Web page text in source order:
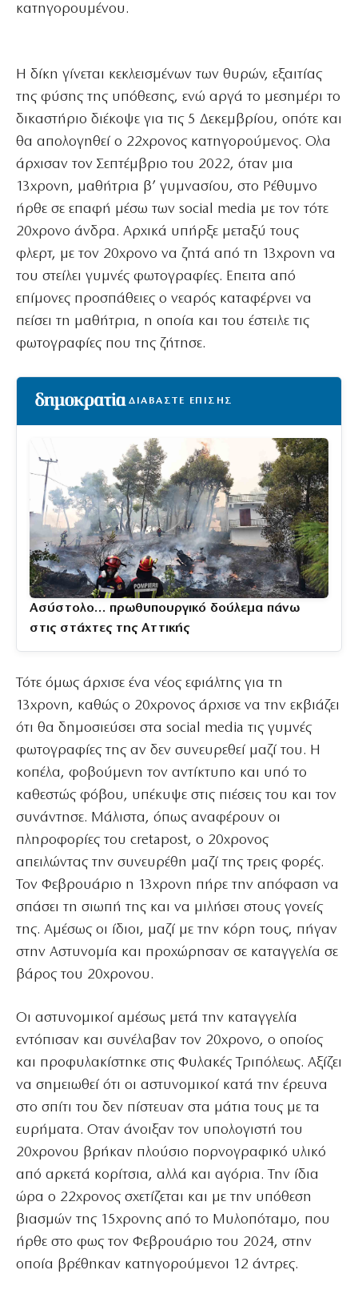
κατηγορουμένου.
Η δίκη γίνεται κεκλεισμένων των θυρών, εξαιτίας
της φύσης της υπόθεσης, ενώ αργά το μεσημέρι το
δικαστήριο διέκοψε για τις 5 Δεκεμβρίου, οπότε και
θα απολογηθεί ο 22χρονος κατηγορούμενος. Ολα
άρχισαν τον Σεπτέμβριο του 2022, όταν μια
13χρονη, μαθήτρια β’ γυμνασίου, στο Ρέθυμνο
ήρθε σε επαφή μέσω των social media με τον τότε
20χρονο άνδρα. Αρχικά υπήρξε μεταξύ τους
φλερτ, με τον 20χρονο να ζητά από τη 13χρονη να
του στείλει γυμνές φωτογραφίες. Επειτα από
επίμονες προσπάθειες ο νεαρός καταφέρνει να
πείσει τη μαθήτρια, η οποία και του έστειλε τις
φωτογραφίες που της ζήτησε.
ΔΙΑΒΑΣΤΕ ΕΠΙΣΗΣ
Ασύστολο… πρωθυπουργικό δούλεμα πάνω
στις στάχτες της Αττικής
Τότε όμως άρχισε ένα νέος εφιάλτης για τη
13χρονη, καθώς ο 20χρονος άρχισε να την εκβιάζει
ότι θα δημοσιεύσει στα social media τις γυμνές
φωτογραφίες της αν δεν συνευρεθεί μαζί του. Η
κοπέλα, φοβούμενη τον αντίκτυπο και υπό το
καθεστώς φόβου, υπέκυψε στις πιέσεις του και τον
συνάντησε. Μάλιστα, όπως αναφέρουν οι
πληροφορίες του cretapost, ο 20χρονος
απειλώντας την συνευρέθη μαζί της τρεις φορές.
Τον Φεβρουάριο η 13χρονη πήρε την απόφαση να
σπάσει τη σιωπή της και να μιλήσει στους γονείς
της. Αμέσως οι ίδιοι, μαζί με την κόρη τους, πήγαν
στην Αστυνομία και προχώρησαν σε καταγγελία σε
βάρος του 20χρονου.
Οι αστυνομικοί αμέσως μετά την καταγγελία
εντόπισαν και συνέλαβαν τον 20χρονο, ο οποίος
και προφυλακίστηκε στις Φυλακές Τριπόλεως. Αξίζει
να σημειωθεί ότι οι αστυνομικοί κατά την έρευνα
στο σπίτι του δεν πίστευαν στα μάτια τους με τα
ευρήματα. Οταν άνοιξαν τον υπολογιστή του
20χρονου βρήκαν πλούσιο πορνογραφικό υλικό
από αρκετά κορίτσια, αλλά και αγόρια. Την ίδια
ώρα ο 22χρονος σχετίζεται και με την υπόθεση
βιασμών της 15χρονης από το Μυλοπόταμο, που
ήρθε στο φως τον Φεβρουάριο του 2024, στην
οποία βρέθηκαν κατηγορούμενοι 12 άντρες.